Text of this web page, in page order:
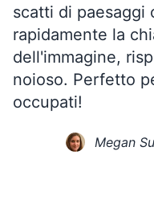
scatti di paesaggi
rapidamente la
dell'immagine,
noioso. Perfetto
occupati!
Megan